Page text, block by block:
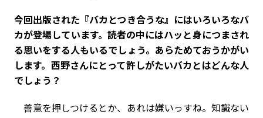
――今回出版された『バカとつき合うな』にはいろいろなバ
カが登場しています。読者の中にはハッと身につまされ
る思いをする人もいるでしょう。あらためておうかがい
します。西野さんにとって許しがたいバカとはどんな人
でしょう？
善意を押しつけるとか、あれは嫌いっすね。知識ない